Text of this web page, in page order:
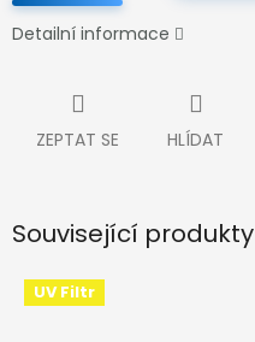
Detailní informace
ZEPTAT SE HLÍDAT
Související produkty
UV Filtr